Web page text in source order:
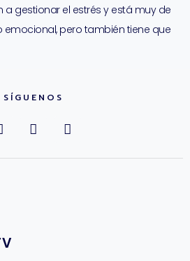
a gestionar el estrés y está muy de
pero también tiene que
SÍGUENOS